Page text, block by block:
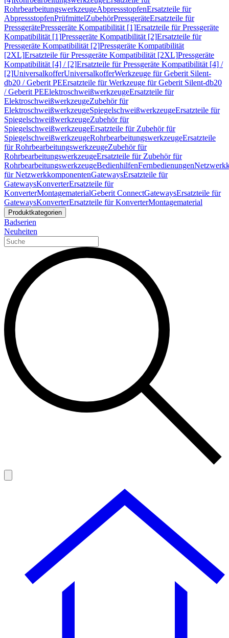
RohrbearbeitungswerkzeugeAbpressstopfenErsatzteile für
AbpressstopfenPrüfmittelZubehörPressgeräteErsatzteile für
PressgerätePressgeräte Kompatibilität [1]Ersatzteile für Pressgeräte
Kompatibilität [1]Pressgeräte Kompatibilität [2]Ersatzteile für
Pressgeräte Kompatibilität [2]Pressgeräte Kompatibilität
[2XL]Ersatzteile für Pressgeräte Kompatibilität [2XL]Pressgeräte
Kompatibilität [4] / [2]Ersatzteile für Pressgeräte Kompatibilität [4] /
[2]UniversalkofferUniversalkofferWerkzeuge für Geberit Silent-
db20 / Geberit PEErsatzteile für Werkzeuge für Geberit Silent-db20
/ Geberit PEElektroschweißwerkzeugeErsatzteile für
ElektroschweißwerkzeugeZubehör für
ElektroschweißwerkzeugeSpiegelschweißwerkzeugeErsatzteile für
SpiegelschweißwerkzeugeZubehör für
SpiegelschweißwerkzeugeErsatzteile für Zubehör für
SpiegelschweißwerkzeugeRohrbearbeitungswerkzeugeErsatzteile
für RohrbearbeitungswerkzeugeZubehör für
RohrbearbeitungswerkzeugeErsatzteile für Zubehör für
RohrbearbeitungswerkzeugeBedienhilfenFernbedienungen
für NetzwerkkomponentenGatewaysErsatzteile für
GatewaysKonverterErsatzteile für
KonverterMontagematerialGeberit ConnectGatewaysErsatzteile für
GatewaysKonverterErsatzteile für KonverterMontagematerial
Produktkategorien
Badserien
Neuheiten